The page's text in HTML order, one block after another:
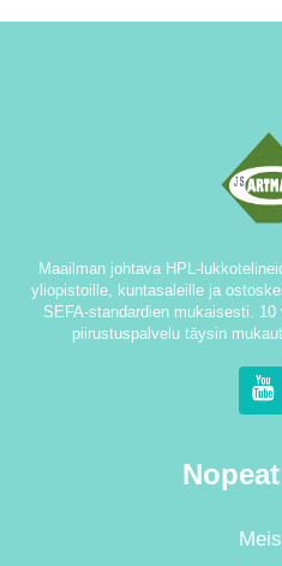
Maailman johtava HPL-
yliopistoille, kuntasaleille ja
SEFA-standardien mukaisesti.
piirustuspalvelu täysin